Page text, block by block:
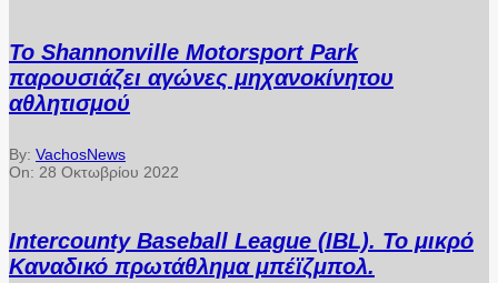
Το Shannonville Motorsport Park
παρουσιάζει αγώνες μηχανοκίνητου
αθλητισμού
By: VachosNews
On: 28 Οκτωβρίου 2022
Intercounty Baseball League (IBL). Το μικρό
Καναδικό πρωτάθλημα μπέϊζμπολ.